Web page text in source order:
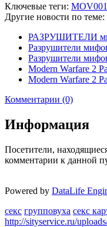
Ключевые теги:
Другие новости по теме:
РАЗРУШИТЕЛИ
Разрушители
Разрушители
Modern Warfare 2
Modern Warfare 2
Комментарии (0)
Информация
Посетители,
комментарии к данной
Powered by DataLife
секс групповуха секс
http://sityservice.ru/